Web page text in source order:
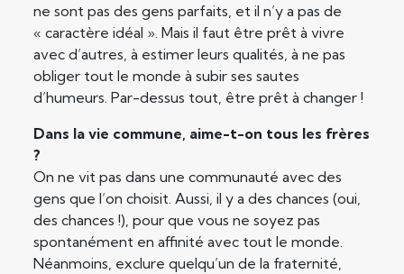
ne sont pas des gens parfaits, et il n’y a pas de
« caractère idéal ». Mais il faut être prêt à vivre
avec d’autres, à estimer leurs qualités, à ne pas
obliger tout le monde à subir ses sautes
d’humeurs. Par-dessus tout, être prêt à changer !
Dans la vie commune, aime-t-on tous les frères
?
On ne vit pas dans une communauté avec des
gens que l’on choisit. Aussi, il y a des chances (oui,
des chances !), pour que vous ne soyez pas
spontanément en affinité avec tout le monde.
Néanmoins, exclure quelqu’un de la fraternité,